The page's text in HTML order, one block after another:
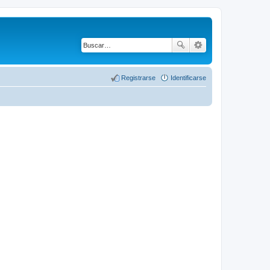
Identificarse
Registrarse